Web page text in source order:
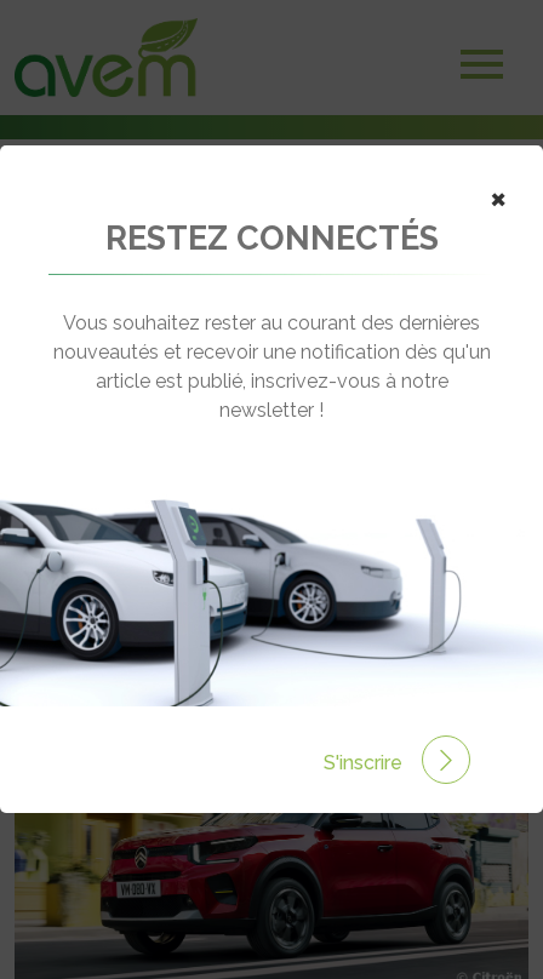
Face à l’engouement du leasing social, les constructeurs multiplient
← Revenir aux actualités
FACE À L’ENGOUEMENT DU LEASING
SOCIAL, LES CONSTRUCTEURS
MULTIPLIENT LEURS OFFRES
Rédigé par Emmanuel Maumon le 27 Jan 2024 à 06:00
0 commentaires
×
RESTEZ CONNECTÉS
Vous souhaitez rester au courant des dernières
nouveautés et recevoir une notification dès qu'un
article est publié, inscrivez-vous à notre
newsletter !
S'inscrire